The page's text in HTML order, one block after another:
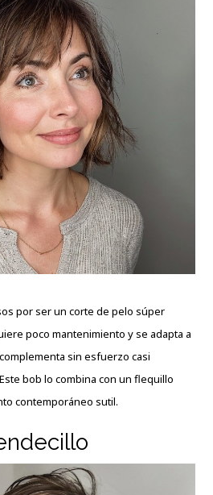
por ser un corte de pelo súper
poco mantenimiento y se adapta a
sin esfuerzo casi
bob lo combina con un flequillo
contemporáneo sutil.